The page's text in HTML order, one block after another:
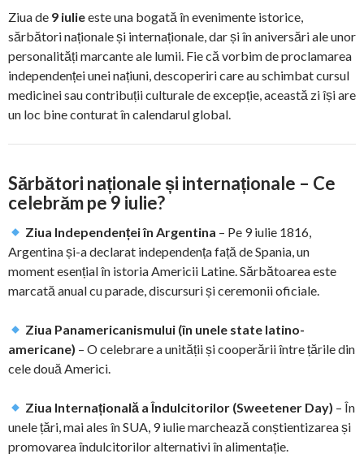
Ziua de 9 iulieeste una bogată în evenimente istorice,
sărbători naționale și internaționale, dar și în aniversări ale unor
personalități marcante ale lumii. Fie că vorbim de proclamarea
independenței unei națiuni, descoperiri care au schimbat cursul
medicinei sau contribuții culturale de excepție, această zi își are
un loc bine conturat în calendarul global.
Sărbători naționale și internaționale – Ce
celebrăm pe 9 iulie?
Ziua Independenței în Argentina – Pe 9 iulie 1816,
Argentina și-a declarat independența față de Spania, un
moment esențial în istoria Americii Latine. Sărbătoarea este
marcată anual cu parade, discursuri și ceremonii oficiale.
Ziua Panamericanismului (în unele state latino-
americane) – O celebrare a unității și cooperării între țările din
cele două Americi.
Ziua Internațională a Îndulcitorilor (Sweetener Day) – În
unele țări, mai ales în SUA, 9 iulie marchează conștientizarea și
promovarea îndulcitorilor alternativi în alimentație.